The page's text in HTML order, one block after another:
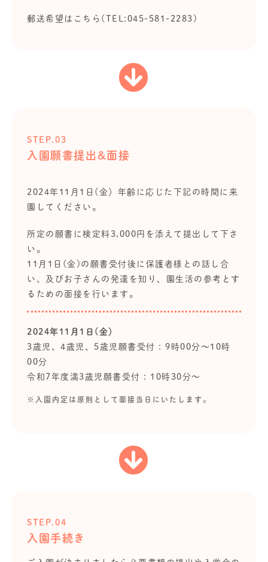
郵送希望はこちら(TEL:045-581-2283)
STEP.03
入園願書提出&面接
2024年11月1日(金）年齢に応じた下記の時間に来
園してください。
所定の願書に検定料3,000円を添えて提出して下さ
い。
11月1日(金)の願書受付後に保護者様との話し合
い、及びお子さんの発達を知り、園生活の参考とす
るための面接を行います。
2024年11月1日(金）
3歳児、4歳児、5歳児願書受付 : 9時00分～10時
00分
令和7年度満3歳児願書受付 : 10時30分～
※入園内定は原則として面接当日にいたします。
STEP.04
入園手続き